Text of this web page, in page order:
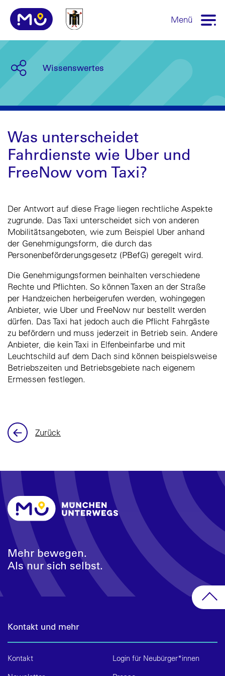
Menü
Wissenswertes
Was unterscheidet
Fahrdienste wie Uber und
FreeNow vom Taxi?
Der Antwort auf diese Frage liegen rechtliche Aspekte
zugrunde. Das Taxi unterscheidet sich von anderen
Mobilitätsangeboten, wie zum Beispiel Uber anhand
der Genehmigungsform, die durch das
Personenbeförderungsgesetz (PBefG) geregelt wird.
Die Genehmigungsformen beinhalten verschiedene
Rechte und Pflichten. So können Taxen an der Straße
per Handzeichen herbeigerufen werden, wohingegen
Anbieter, wie Uber und FreeNow nur bestellt werden
dürfen. Das Taxi hat jedoch auch die Pflicht Fahrgäste
zu befördern und muss jederzeit in Betrieb sein. Andere
Anbieter, die kein Taxi in Elfenbeinfarbe und mit
Leuchtschild auf dem Dach sind können beispielsweise
Betriebszeiten und Betriebsgebiete nach eigenem
Ermessen festlegen.
Zurück
Mehr bewegen.
Als nur sich selbst.
Kontakt und mehr
Kontakt
Login für Neubürger*innen